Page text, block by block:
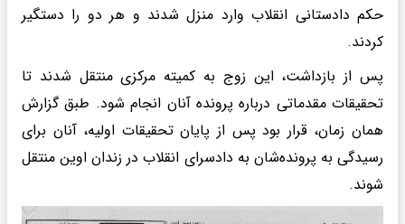
حکم دادستانی انقلاب وارد منزل شدند و هر دو را دستگیر
کردند.
پس از بازداشت، این زوج به کمیته مرکزی منتقل شدند تا
تحقیقات مقدماتی درباره پرونده آنان انجام شود. طبق گزارش
همان زمان، قرار بود پس از پایان تحقیقات اولیه، آنان برای
رسیدگی به پرونده‌شان به دادسرای انقلاب در زندان اوین منتقل
شوند.